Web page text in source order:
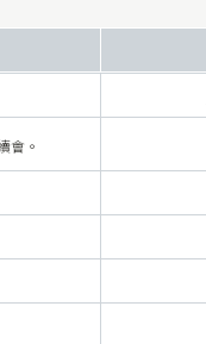
會。